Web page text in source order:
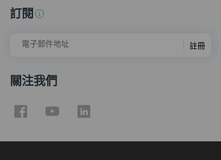
訂閱
電子郵件地址 註冊
關注我們